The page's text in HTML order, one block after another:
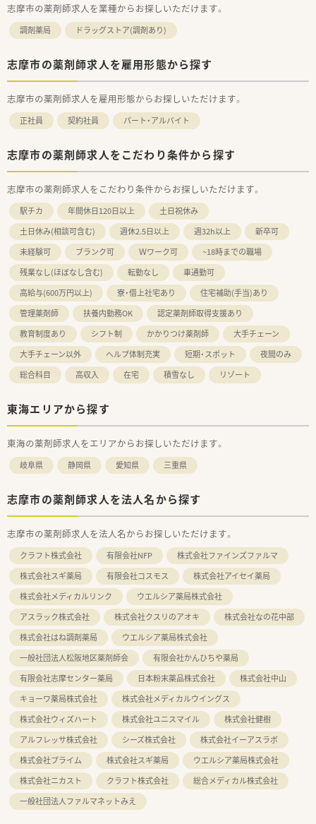
志摩市の薬剤師求人を業種からお探しいただけます。
調剤薬局 ドラッグストア(調剤あり)
志摩市の薬剤師求人を雇用形態から探す
志摩市の薬剤師求人を雇用形態からお探しいただけます。
正社員 契約社員 パート・アルバイト
志摩市の薬剤師求人をこだわり条件から探す
志摩市の薬剤師求人をこだわり条件からお探しいただけます。
駅チカ 年間休日120日以上
土日祝休み
土日休み(相談可含む)
週休2.5日以上 週32h以上
新卒可
未経験可
ブランク可 Ｗワーク可
~18時までの職場
残業なし(ほぼなし含む)
転勤なし
車通勤可
高給与(600万円以上)
寮・借上社宅あり
住宅補助(手当)あり
管理薬剤師
扶養内勤務OK
認定薬剤師取得支援あり
教育制度あり
シフト制 かかりつけ薬剤師
大手チェーン
大手チェーン以外
ヘルプ体制充実 短期・スポット
夜間のみ
総合科目
高収入 在宅 積雪なし リゾート
東海エリアから探す
東海の薬剤師求人をエリアからお探しいただけます。
岐阜県 静岡県 愛知県 三重県
志摩市の薬剤師求人を法人名から探す
志摩市の薬剤師求人を法人名からお探しいただけます。
クラフト株式会社 有限会社NFP
株式会社ファインズファルマ
株式会社スギ薬局
有限会社コスモス
株式会社アイセイ薬局
株式会社メディカルリンク
ウエルシア薬局株式会社
アスラック株式会社
株式会社クスリのアオキ
株式会社なの花中部
株式会社はね調剤薬局
ウエルシア薬局株式会社
一般社団法人松阪地区薬剤師会
有限会社かんひちや薬局
有限会社志摩センター薬局
日本粉末薬品株式会社
株式会社中山
キョーワ薬局株式会社
株式会社メディカルウイングス
株式会社ウィズハート
株式会社ユニスマイル
株式会社健樹
アルフレッサ株式会社
シーズ株式会社
株式会社イーアスラボ
株式会社プライム
株式会社スギ薬局
ウエルシア薬局株式会社
株式会社ニカスト
クラフト株式会社
総合メディカル株式会社
一般社団法人ファルマネットみえ